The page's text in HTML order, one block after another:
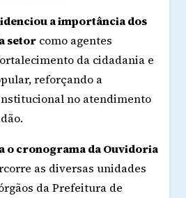
a importância dos
setor como agentes
da cidadania e
reforçando a
no atendimento
o cronograma da Ouvidoria
as diversas unidades
da Prefeitura de